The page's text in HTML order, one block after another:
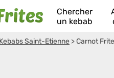
Chercher
un kebab
Kebabs Saint-Etienne >Carnot